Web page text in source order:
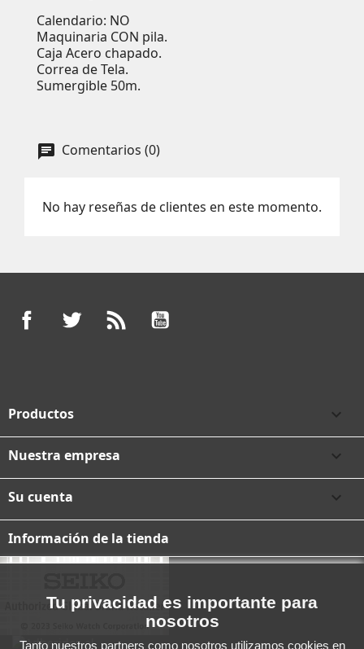
Calendario: NO
Maquinaria CON pila.
Caja Acero chapado.
Correa de Tela.
Sumergible 50m.
Comentarios (0)
No hay reseñas de clientes en este momento.
FacebookTwitter
Productos 
Nuestra empresa 
Su cuenta 
Información de la tienda
Tu privacidad es importante para
nosotros
Tanto nuestros partners como nosotros utilizamos cookies en